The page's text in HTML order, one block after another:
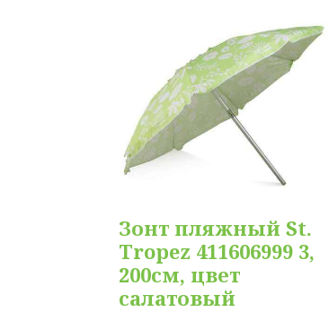
Зонт пляжный St.
Tropez 411606999 3,
200см, цвет
салатовый